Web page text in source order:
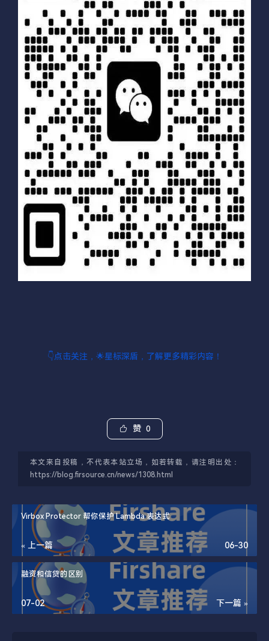
👇点击关注，🌟星标深盾，了解更多精彩内容！
赞 0
本文来自投稿，不代表本站立场，如若转载，请注明出处：
https://blog.firsource.cn/news/1308.html
Virbox Protector 帮你保护 Lambda 表达式
« 上一篇 06-30
融资和信贷的区别
下一篇 »
07-02